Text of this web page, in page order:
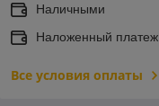
Наличными
Наложенный платеж
Все условия оплаты